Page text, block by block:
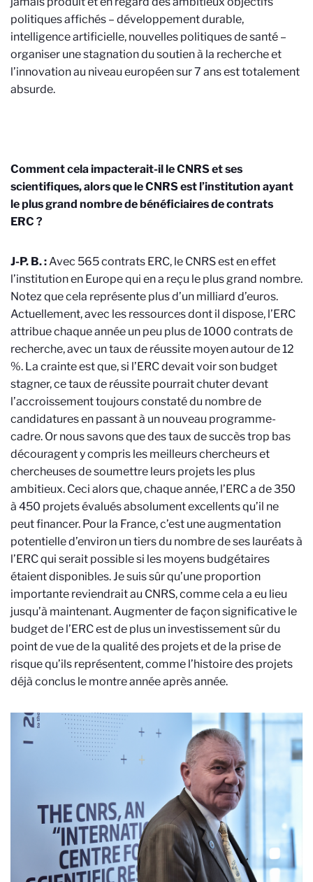
politiques affichés – développement durable,
intelligence artificielle, nouvelles politiques de santé –
organiser une stagnation du soutien à la recherche et
l’innovation au niveau européen sur 7 ans est totalement
absurde.
Comment cela impacterait-il le CNRS et ses
scientifiques, alors que le CNRS est l’institution ayant
le plus grand nombre de bénéficiaires de contrats
ERC ?
J-P. B. :Avec 565 contrats ERC, le CNRS est en effet
l’institution en Europe qui en a reçu le plus grand nombre.
Notez que cela représente plus d’un milliard d’euros.
Actuellement, avec les ressources dont il dispose, l’ERC
attribue chaque année un peu plus de 1000 contrats de
recherche, avec un taux de réussite moyen autour de 12
%. La crainte est que, si l’ERC devait voir son budget
stagner, ce taux de réussite pourrait chuter devant
l’accroissement toujours constaté du nombre de
candidatures en passant à un nouveau programme-
cadre. Or nous savons que des taux de succès trop bas
découragent y compris les meilleurs chercheurs et
chercheuses de soumettre leurs projets les plus
ambitieux. Ceci alors que, chaque année, l’ERC a de 350
à 450 projets évalués absolument excellents qu’il ne
peut financer. Pour la France, c’est une augmentation
potentielle d’environ un tiers du nombre de ses lauréats à
l’ERC qui serait possible si les moyens budgétaires
étaient disponibles. Je suis sûr qu’une proportion
importante reviendrait au CNRS, comme cela a eu lieu
jusqu’à maintenant. Augmenter de façon significative le
budget de l’ERC est de plus un investissement sûr du
point de vue de la qualité des projets et de la prise de
risque qu’ils représentent, comme l’histoire des projets
déjà conclus le montre année après année.